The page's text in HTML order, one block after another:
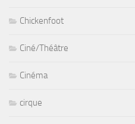
Chickenfoot
Ciné/Théâtre
Cinéma
cirque